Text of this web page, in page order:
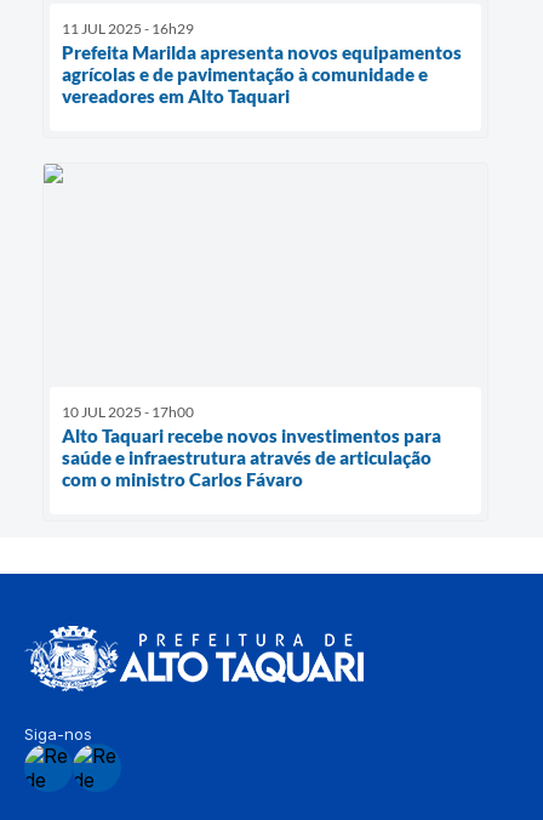
11 JUL 2025 - 16h29
Prefeita Marilda apresenta novos equipamentos
agrícolas e de pavimentação à comunidade e
vereadores em Alto Taquari
10 JUL 2025 - 17h00
Alto Taquari recebe novos investimentos para
saúde e infraestrutura através de articulação
com o ministro Carlos Fávaro
Siga-nos